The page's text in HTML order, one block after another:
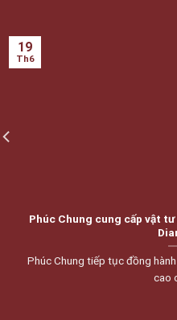
Phúc Chung cung cấp vật
Phúc Chung tiếp tục đồng
cao
19
Th6